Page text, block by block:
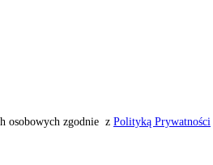
osobowych zgodnie z Polityką Prywatności